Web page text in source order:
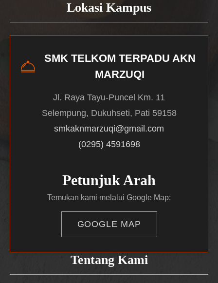
Tentang Kami
Lokasi Kampus
SMK TELKOM TERPADU AKN
MARZUQI
Jl. Raya Tayu-Puncel Km. 11
Selempung, Dukuhseti, Pati 59158
smkaknmarzuqi@gmail.com
(0295) 4591698
Petunjuk Arah
Temukan kami melalui Google Map:
GOOGLE MAP